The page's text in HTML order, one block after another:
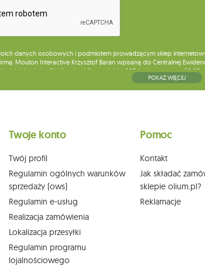
danych osobowych i podmiotem prowadzącym sklep
Mouton Interactive Krzysztof Baran wpisaną do Centralnej
działalności w Siedlcach, ul. Starowiejska 265, kod pocztowy: 08-110,
w celu wysyłki newslettera i przechowywane do chwili
Mouton Interactive pod adresem e-mail lub pisemnie na adres
POKAŻ WIĘCEJ
Twoje konto
Twój profil
Regulamin ogólnych warunków
sprzedaży (ows)
Regulamin e-usług
Realizacja zamówienia
Lokalizacja przesyłki
Regulamin programu
lojalnościowego
Pomoc
Kontakt
Jak składać
sklepie olium.pl?
Reklamacje